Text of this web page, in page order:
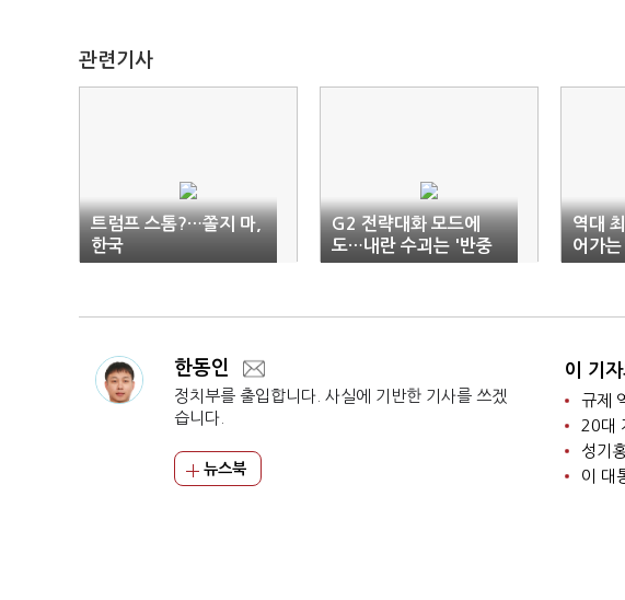
관련기사
트럼프 스톰?…쫄지 마,
한국
G2 전략대화 모드에
도…내란 수괴는 '반중
선동' 노골화
역대
어가
한동인
정치부를 출입합니다. 사실에 기반한 기사를 쓰겠
습니다.
뉴스북
이 기
규제
20대
성기
이 대